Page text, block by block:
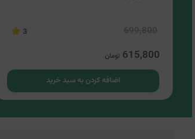
3
615,800 تومان
اضافه کردن به سبد خرید